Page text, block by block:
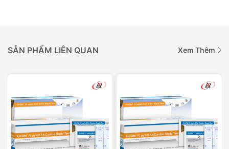
SẢN PHẨM LIÊN QUAN Xem Thêm